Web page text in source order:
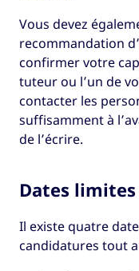
Vous devez
recommandation
confirmer votre
tuteur ou l’un de
contacter les
suffisamment à
de l’écrire.
Dates
Il existe quatre
candidatures tout